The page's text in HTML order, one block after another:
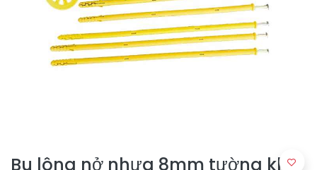
Bu lông nở nhựa 8mm tường khô